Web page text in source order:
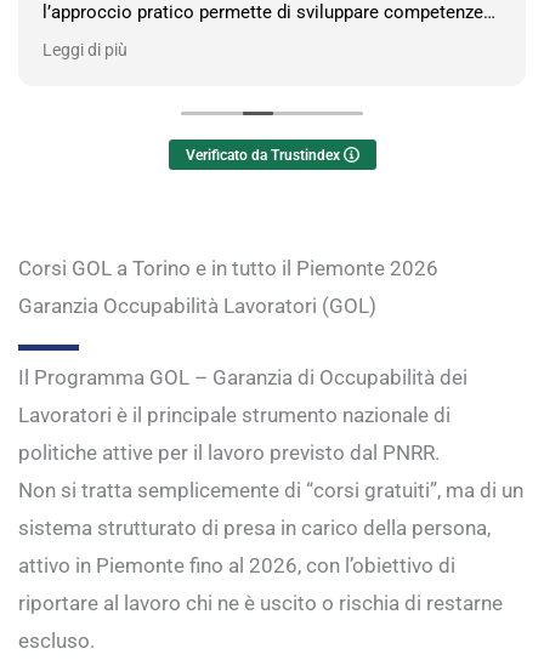
l’approccio pratico permette di sviluppare competenze
concrete e crescere professionalmente. Consigliato a
chi desidera migliorarsi e acquisire strumenti utili per il
Leggi di più
Verificato da Trustindex
Corsi GOL a Torino e in tutto il Piemonte 2026
Garanzia Occupabilità Lavoratori (GOL)
Il Programma GOL – Garanzia di Occupabilità dei
Lavoratori è il principale strumento nazionale di
politiche attive per il lavoro previsto dal PNRR.
Non si tratta semplicemente di “corsi gratuiti”, ma di un
sistema strutturato di presa in carico della persona,
attivo in Piemonte fino al 2026, con l’obiettivo di
riportare al lavoro chi ne è uscito o rischia di restarne
escluso.